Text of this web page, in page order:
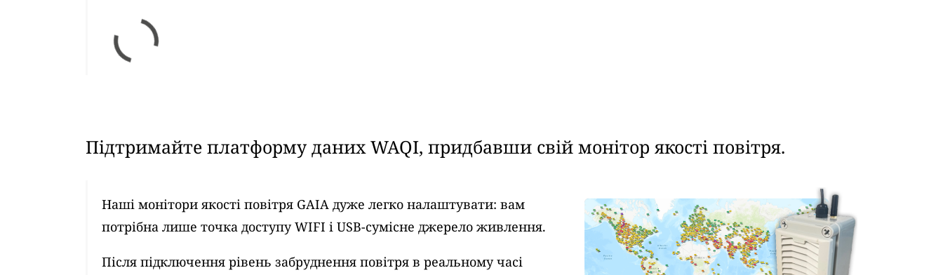
Підтримайте платформу даних WAQI, придбавши свій монітор якості повітря.
Наші монітори якості повітря GAIA дуже легко налаштувати: вам
потрібна лише точка доступу WIFI і USB-сумісне джерело живлення.
Після підключення рівень забруднення повітря в реальному часі